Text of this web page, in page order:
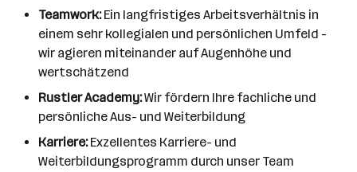
Teamwork:Ein langfristiges Arbeitsverhältnis in
einem sehr kollegialen und persönlichen Umfeld -
wir agieren miteinander auf Augenhöhe und
wertschätzend
Rustler Academy:Wir fördern Ihre fachliche und
persönliche Aus- und Weiterbildung
Karriere:Exzellentes Karriere- und
Weiterbildungsprogramm durch unser Team